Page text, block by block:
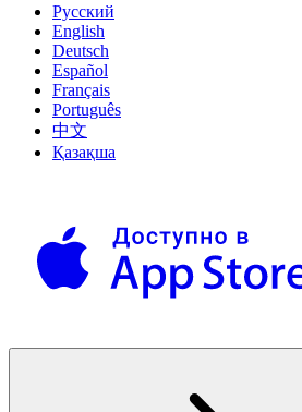
Русский
English
Deutsch
Español
Français
Português
中文
Қазақша